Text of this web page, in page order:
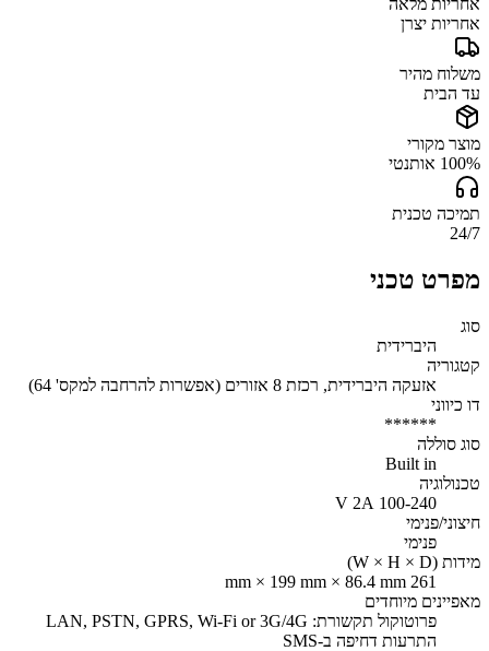
אחריות יצרן
משלוח מהיר
עד הבית
מוצר מקורי
100% אותנטי
תמיכה טכנית
24/7
מפרט טכני
סוג
היברידית
קטגוריה
אזעקה היברידית, רכזת 8 אזורים (אפשרות להרחבה למקס' 64)
דו כיווני
******
סוג סוללה
Built in
טכנולוגיה
100-240 V 2A
חיצוני/פנימי
פנימי
מידות (W × H × D)
261 mm × 199 mm × 86.4 mm
מאפיינים מיוחדים
פרוטוקול תקשורת: LAN, PSTN, GPRS, Wi-Fi or 3G/4G
התרעות דחיפה ב-SMS